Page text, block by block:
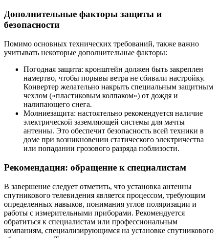
Дополнительные факторы защиты и
безопасности
Помимо основных технических требований, также важно
учитывать некоторые дополнительные факторы:
Погодная защита: кронштейн должен быть закреплен
намертво, чтобы порывы ветра не сбивали настройку.
Конвертер желательно накрыть специальным защитным
чехлом («пластиковым колпаком») от дождя и
налипающего снега.
Молниезащита: настоятельно рекомендуется наличие
электрической заземляющей системы для мачты
антенны. Это обеспечит безопасность всей техники в
доме при возникновении статического электричества
или попадании грозового разряда поблизости.
Рекомендация: обращение к специалистам
В завершение следует отметить, что установка антенны
спутникового телевидения является процессом, требующим
определенных навыков, понимания углов поляризации и
работы с измерительными приборами. Рекомендуется
обратиться к специалистам или профессиональным
компаниям, специализирующимся на установке спутникового